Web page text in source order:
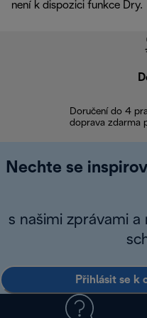
není k dispozici funkce Dry.
Doručení do 4
doprava zdarma
Nechte se
s našimi zprávami
Přihlásit se k